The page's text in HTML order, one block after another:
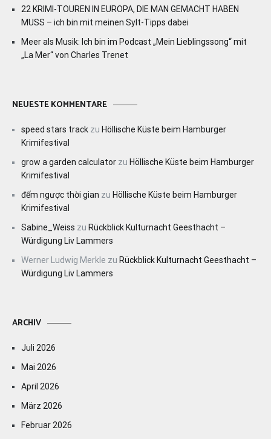
22 KRIMI-TOUREN IN EUROPA, DIE MAN GEMACHT HABEN
MUSS – ich bin mit meinen Sylt-Tipps dabei
Meer als Musik: Ich bin im Podcast „Mein Lieblingssong“ mit
„La Mer“ von Charles Trenet
NEUESTE KOMMENTARE
speed stars track zu Höllische Küste beim Hamburger
Krimifestival
grow a garden calculator zu Höllische Küste beim Hamburger
Krimifestival
đếm ngược thời gian zu Höllische Küste beim Hamburger
Krimifestival
Sabine_Weiss zu Rückblick Kulturnacht Geesthacht –
Würdigung Liv Lammers
Werner Ludwig Merkle zu Rückblick Kulturnacht Geesthacht –
Würdigung Liv Lammers
ARCHIV
Juli 2026
Mai 2026
April 2026
März 2026
Februar 2026